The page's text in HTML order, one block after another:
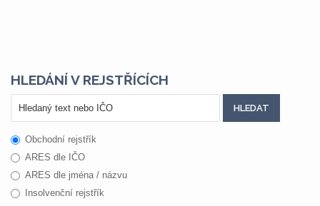
HLEDÁNÍ V REJSTŘÍCÍCH
Obchodní rejstřík
ARES dle IČO
ARES dle jména / názvu
Insolvenční rejstřík